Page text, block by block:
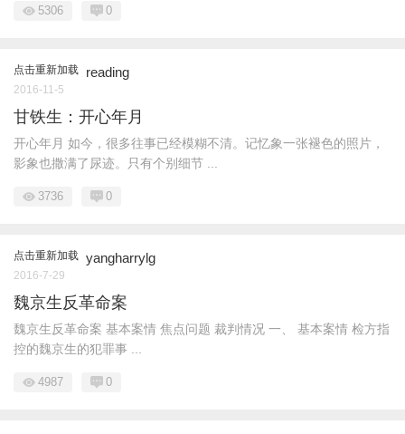
5306 0
点击重新加载 reading
2016-11-5
甘铁生：开心年月
开心年月 如今，很多往事已经模糊不清。记忆象一张褪色的照片，
影象也撒满了尿迹。只有个别细节 ...
3736 0
点击重新加载 yangharrylg
2016-7-29
魏京生反革命案
魏京生反革命案 基本案情 焦点问题 裁判情况 一、 基本案情 检方指
控的魏京生的犯罪事 ...
4987 0